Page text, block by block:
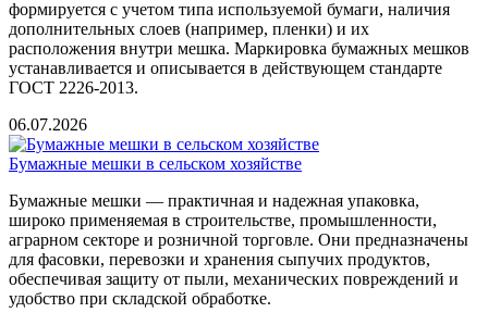
формируется с учетом типа используемой бумаги, наличия
дополнительных слоев (например, пленки) и их
расположения внутри мешка. Маркировка бумажных мешков
устанавливается и описывается в действующем стандарте
ГОСТ 2226-2013.
06.07.2026
Бумажные мешки в сельском хозяйстве
Бумажные мешки — практичная и надежная упаковка,
широко применяемая в строительстве, промышленности,
аграрном секторе и розничной торговле. Они предназначены
для фасовки, перевозки и хранения сыпучих продуктов,
обеспечивая защиту от пыли, механических повреждений и
удобство при складской обработке.